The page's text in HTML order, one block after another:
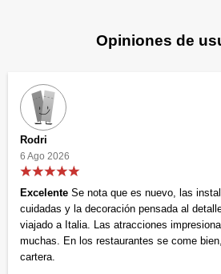
Opiniones de
Rodri
6 Ago 2026
Excelente Se nota que es nuevo, las
cuidadas y la decoración pensada al
viajado a Italia. Las atracciones
muchas. En los restaurantes se come
cartera.